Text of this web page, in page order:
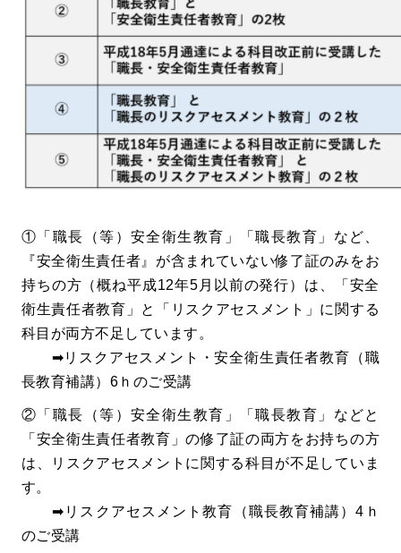
①「職長（等）安全衛生教育」「職長教育」など、
『安全衛生責任者』が含まれていない修了証のみをお
持ちの方（概ね平成12年5月以前の発行）は、「安全
衛生責任者教育」と「リスクアセスメント」に関する
科目が両方不足しています。
➡リスクアセスメント・安全衛生責任者教育（職
長教育補講）6ｈのご受講
②「職長（等）安全衛生教育」「職長教育」などと
「安全衛生責任者教育」の修了証の両方をお持ちの方
は、リスクアセスメントに関する科目が不足していま
す。
➡リスクアセスメント教育（職長教育補講）4ｈ
のご受講